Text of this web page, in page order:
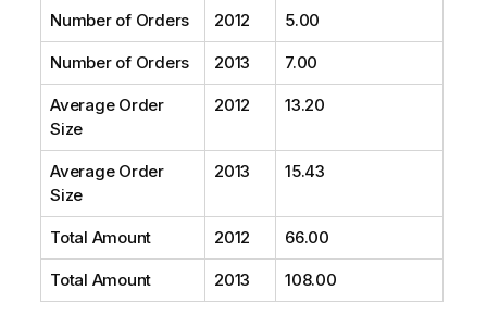
Number of Orders 2012 5.00
Number of Orders 2013 7.00
Average Order
Size
2012 13.20
Average Order
Size
2013 15.43
Total Amount 2012 66.00
Total Amount 2013 108.00